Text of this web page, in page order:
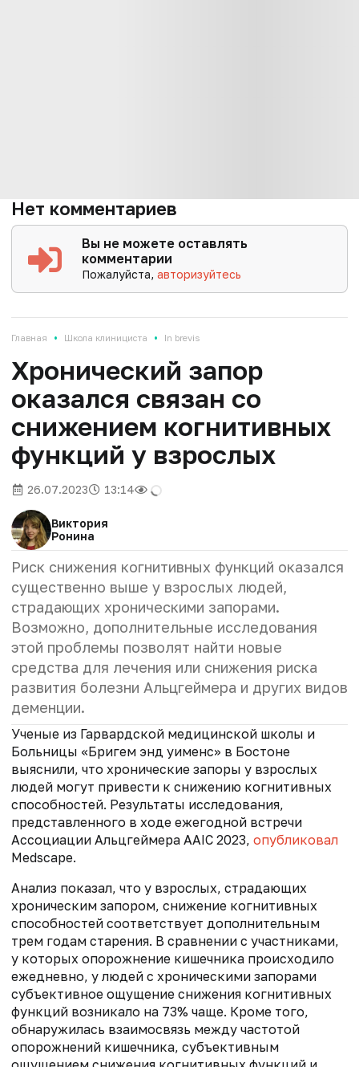
Нет комментариев
Вы не можете оставлять
комментарии
Пожалуйста,авторизуйтесь
Главная • Школа клинициста • In brevis
Хронический запор
оказался связан со
снижением когнитивных
функций у взрослых
26.07.2023 13:14
Виктория
Ронина
Риск снижения когнитивных функций оказался
существенно выше у взрослых людей,
страдающих хроническими запорами.
Возможно, дополнительные исследования
этой проблемы позволят найти новые
средства для лечения или снижения риска
развития болезни Альцгеймера и других видов
деменции.
Ученые из Гарвардской медицинской школы и
Больницы «Бригем энд уименс» в Бостоне
выяснили, что хронические запоры у взрослых
людей могут привести к снижению когнитивных
способностей. Результаты исследования,
представленного в ходе ежегодной встречи
Ассоциации Альцгеймера AAIC 2023, опубликовал
Medscape.
Анализ показал, что у взрослых, страдающих
хроническим запором, снижение когнитивных
способностей соответствует дополнительным
трем годам старения. В сравнении с участниками,
у которых опорожнение кишечника происходило
ежедневно, у людей с хроническими запорами
субъективное ощущение снижения когнитивных
функций возникало на 73% чаще. Кроме того,
обнаружилась взаимосвязь между частотой
опорожнений кишечника, субъективным